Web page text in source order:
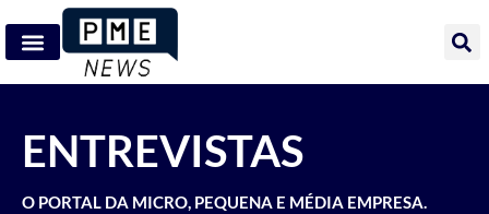
ENTREVISTAS
O PORTAL DA MICRO, PEQUENA E MÉDIA EMPRESA.